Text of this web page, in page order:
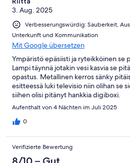
3. Aug. 2025
Verbesserungswürdig: Sauberkeit,
Unterkunft und Kommunikation
Mit Google übersetzen
Ympäristö epäsiisti ja ryteikköinen se
Lampi täynnä jotakin vesi kasvia se
opastus. Metallinen kerros sänky
esitteessä luki televisio niin olihan se
siihen olisi pitänyt hankkia digiboxi.
Aufenthalt von 4 Nächten im Juli 2025
0
Verifizierte Bewertung